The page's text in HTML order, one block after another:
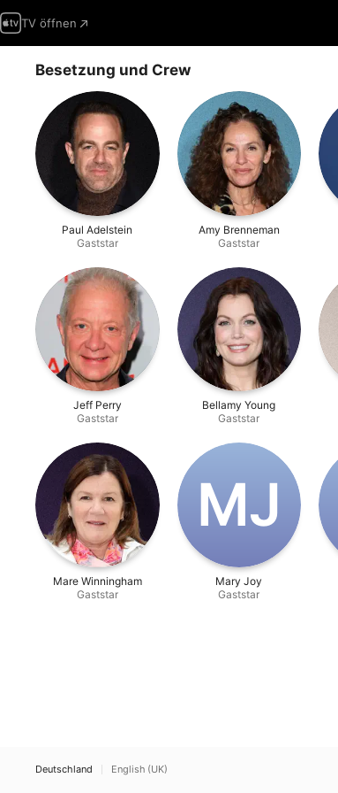
TV öffnen
Besetzung und Crew
Paul Adelstein
Gaststar
Amy Brenneman
Gaststar
Jeff Perry
Gaststar
Bellamy Young
Gaststar
Mare Winningham
Gaststar
M‌J
Mary Joy
Gaststar
Deutschland English (UK)